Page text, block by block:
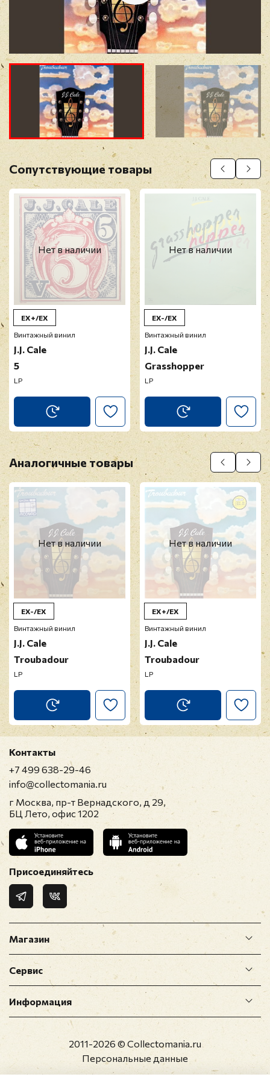
Прикрепить фото
Оставить отзыв
Перед публикацией отзывы проходят
модерацию
Сопутствующие товары
Нет в наличии
EX+/EX
Винтажный винил
J.J. Cale
5
LP
Нет в наличии
EX-/EX
Винтажный винил
J.J. Cale
Grasshopper
LP
Аналогичные товары
Нет в наличии
EX-/EX
Винтажный винил
J.J. Cale
Troubadour
LP
Нет в наличии
EX+/EX
Винтажный винил
J.J. Cale
Troubadour
LP
Магазин
Сервис
Информация
Контакты
+7 499 638-29-46
info@collectomania.ru
г Москва, пр-т Вернадского, д 29,
БЦ Лето, офис 1202
Присоединяйтесь
2011-2026 © Collectomania.ru
Персональные данные